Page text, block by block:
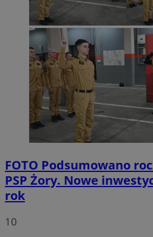
FOTO Podsumowano
PSP Żory. Nowe
rok
10